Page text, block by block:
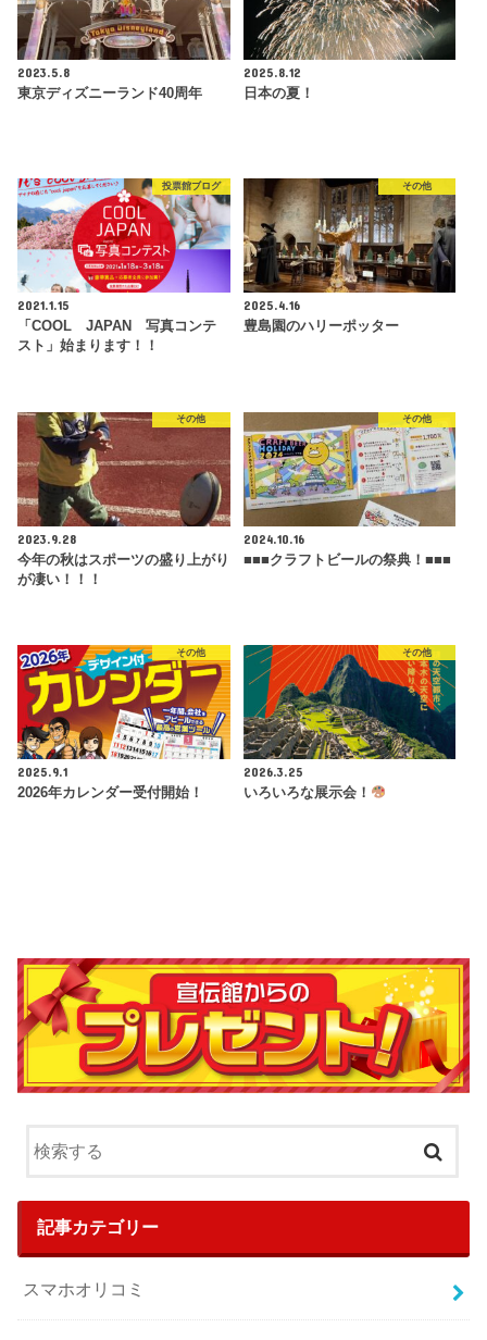
2023.5.8
東京ディズニーランド40周年
2025.8.12
日本の夏！
投票館ブログ
2021.1.15
「COOL JAPAN 写真コンテ
スト」始まります！！
その他
2025.4.16
豊島園のハリーポッター
その他
2023.9.28
今年の秋はスポーツの盛り上がり
が凄い！！！
その他
2024.10.16
■■■クラフトビールの祭典！■■■
その他
2025.9.1
2026年カレンダー受付開始！
その他
2026.3.25
いろいろな展示会！
記事カテゴリー
スマホオリコミ